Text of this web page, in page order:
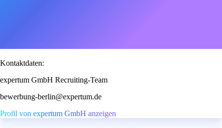
Kontaktdaten:
expertum GmbH Recruiting-Team
bewerbung-berlin@expertum.de
Profil von expertum GmbH anzeigen